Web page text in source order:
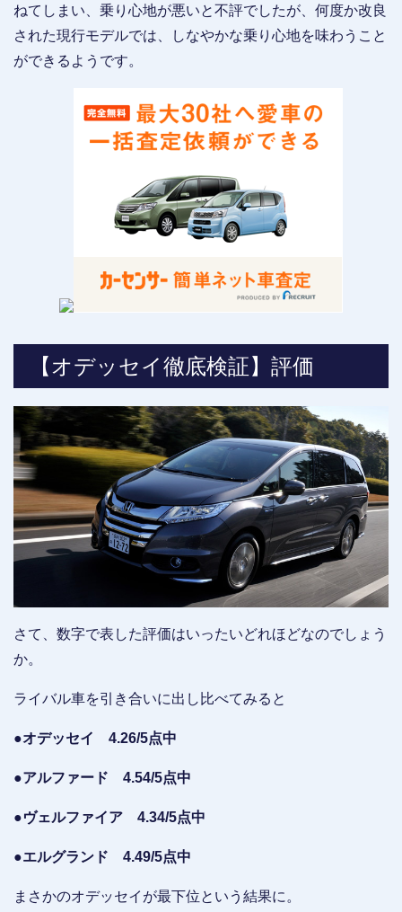
ねてしまい、乗り心地が悪いと不評でしたが、何度か改良
された現行モデルでは、しなやかな乗り心地を味わうこと
ができるようです。
【オデッセイ徹底検証】評価
さて、数字で表した評価はいったいどれほどなのでしょう
か。
ライバル車を引き合いに出し比べてみると
●オデッセイ 4.26/5点中
●アルファード 4.54/5点中
●ヴェルファイア 4.34/5点中
●エルグランド 4.49/5点中
まさかのオデッセイが最下位という結果に。